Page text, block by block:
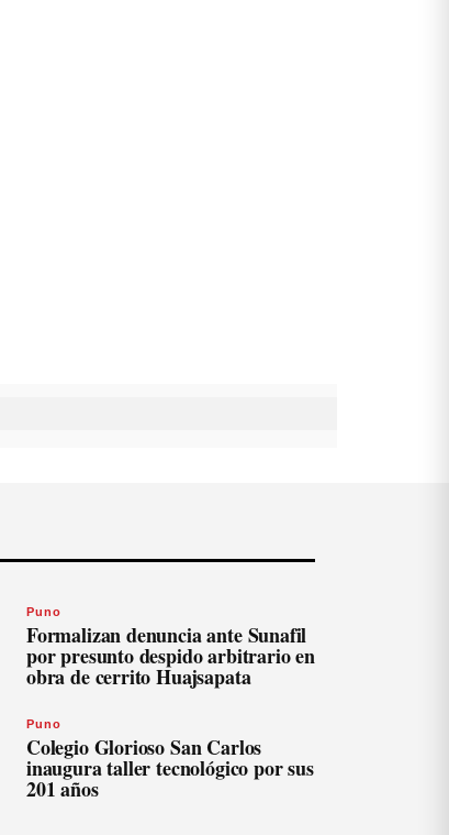
Puno
Formalizan denuncia ante Sunafil
por presunto despido arbitrario en
obra de cerrito Huajsapata
Puno
Colegio Glorioso San Carlos
inaugura taller tecnológico por sus
201 años